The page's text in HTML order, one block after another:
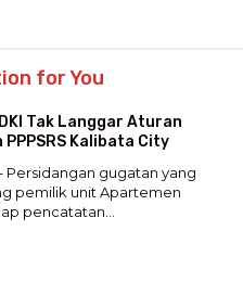
for You
Tak Langgar Aturan
Kalibata City
Persidangan gugatan yang
pemilik unit Apartemen
pencatatan…